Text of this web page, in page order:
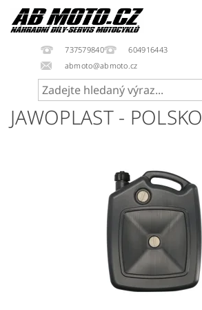
737579840
604916443
abmoto@abmoto.cz
JAWOPLAST - POLSKO